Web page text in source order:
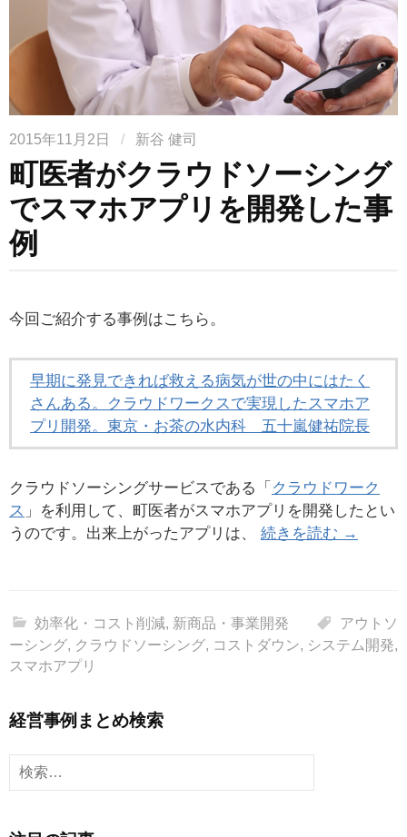
2015年11月2日 / 新谷 健司
町医者がクラウドソーシング
でスマホアプリを開発した事
例
今回ご紹介する事例はこちら。
早期に発見できれば救える病気が世の中にはたく
さんある。クラウドワークスで実現したスマホア
プリ開発。東京・お茶の水内科 五十嵐健祐院長
クラウドソーシングサービスである「 クラウドワーク
ス 」を利用して、町医者がスマホアプリを開発したとい
うのです。出来上がったアプリは、 続きを読む →
効率化・コスト削減, 新商品・事業開発
アウトソ
ーシング, クラウドソーシング, コストダウン, システム開発,
スマホアプリ
経営事例まとめ検索
検
索: